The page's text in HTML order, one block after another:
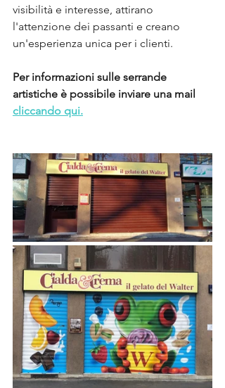
visibilità e interesse, attirano
l'attenzione dei passanti e creano
un'esperienza unica per i clienti.
Per informazioni sulle serrande
artistiche è possibile inviare una mail
cliccando qui.